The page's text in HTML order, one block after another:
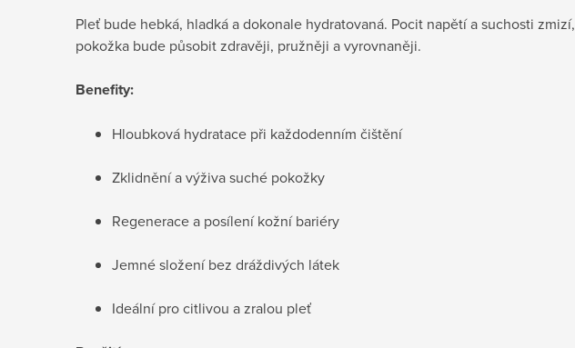
Pleť bude hebká, hladká a dokonale hydratovaná. Pocit napětí a suchosti zmizí,
pokožka bude působit zdravěji, pružněji a vyrovnaněji.
Benefity:
Hloubková hydratace při každodenním čištění
Zklidnění a výživa suché pokožky
Regenerace a posílení kožní bariéry
Jemné složení bez dráždivých látek
Ideální pro citlivou a zralou pleť